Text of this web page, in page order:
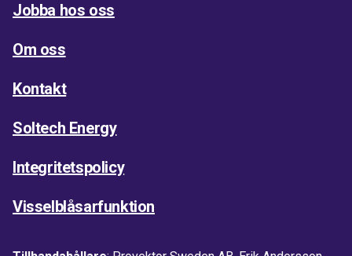
Jobba hos oss
Om oss
Kontakt
Soltech Energy
Integritetspolicy
Visselblåsarfunktion